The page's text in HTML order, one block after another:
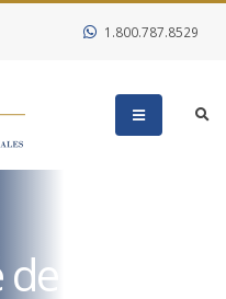
1.800.787.8529
presse